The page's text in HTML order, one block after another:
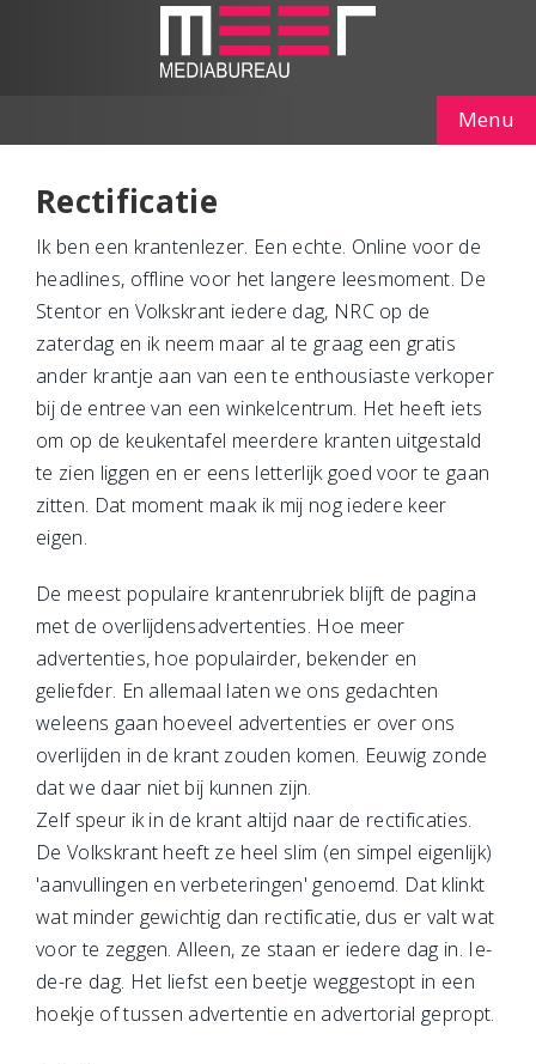
Menu
Rectificatie
Ik ben een krantenlezer. Een echte. Online voor de
headlines, offline voor het langere leesmoment. De
Stentor en Volkskrant iedere dag, NRC op de
zaterdag en ik neem maar al te graag een gratis
ander krantje aan van een te enthousiaste verkoper
bij de entree van een winkelcentrum. Het heeft iets
om op de keukentafel meerdere kranten uitgestald
te zien liggen en er eens letterlijk goed voor te gaan
zitten. Dat moment maak ik mij nog iedere keer
eigen.
De meest populaire krantenrubriek blijft de pagina
met de overlijdensadvertenties. Hoe meer
advertenties, hoe populairder, bekender en
geliefder. En allemaal laten we ons gedachten
weleens gaan hoeveel advertenties er over ons
overlijden in de krant zouden komen. Eeuwig zonde
dat we daar niet bij kunnen zijn.
Zelf speur ik in de krant altijd naar de rectificaties.
De Volkskrant heeft ze heel slim (en simpel eigenlijk)
'aanvullingen en verbeteringen' genoemd. Dat klinkt
wat minder gewichtig dan rectificatie, dus er valt wat
voor te zeggen. Alleen, ze staan er iedere dag in. Ie-
de-re dag. Het liefst een beetje weggestopt in een
hoekje of tussen advertentie en advertorial gepropt.